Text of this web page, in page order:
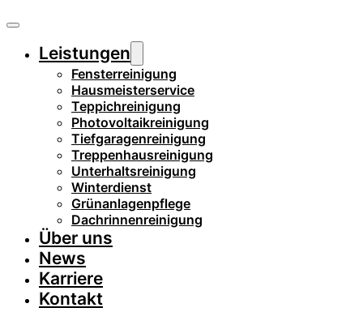
Leistungen
Fensterreinigung
Hausmeisterservice
Teppichreinigung
Photovoltaikreinigung
Tiefgaragenreinigung
Treppenhausreinigung
Unterhaltsreinigung
Winterdienst
Grünanlagenpflege
Dachrinnenreinigung
Über uns
News
Karriere
Kontakt